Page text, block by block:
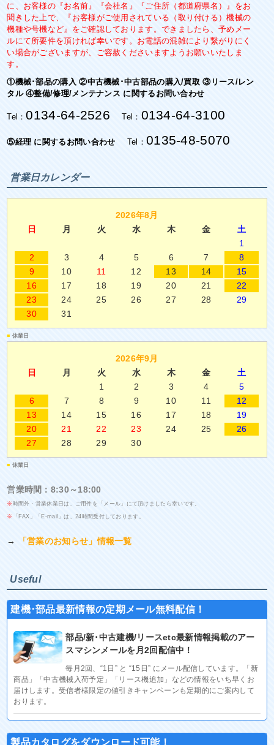
に、お客様の『お名前』『会社名』『ご住所（都道府県名）』をお
聞きした上で、『お客様がご使用されている（取り付ける）機械の
機種や号機など』をご確認しております。できましたら、予めメー
ルにて所要件を頂ければ幸いです。お電話の混雑により繋がりにく
い場合がございますが、ご容赦くださいますようお願いいたしま
す。
①機械･部品の購入 ②中古機械･中古部品の購入/買取 ③リース/レン
タル ④整備/修理/メンテナンス に関するお問い合わせ
Tel：0134-64-2526 Tel： 0134-64-3100
⑤経理 に関するお問い合わせ Tel： 0135-48-5070
営業日カレンダー
2026年8月
日
月 火 水 木 金
土
1
2
3 4 5 6 7
8
9
10 11 12 13 14
15
16
17 18 19 20 21
22
23
24 25 26 27 28
29
30
31
■ 休業日
2026年9月
日
月 火 水 木 金
土
1
2 3 4
5
6
7 8 9 10 11
12
13
14 15 16 17 18
19
20
21 22 23 24 25
26
27
28 29 30
■ 休業日
営業時間：8:30～18:00
※ 時間外・営業休業日は、ご用件を「メール」にて頂けましたら幸いです。
※ 「FAX」「E-mail」は、24時間受付しております。
→ 「営業のお知らせ」情報一覧
Useful
建機･部品最新情報の定期メール無料配信！
部品/新･中古建機/リースetc最新情報掲載のアー
スマシンメールを月2回配信中！
毎月2回、“1日” と “15日” にメール配信しています。「新
商品」「中古機械入荷予定」「リース機追加」などの情報をいち早くお
届けします。受信者様限定の値引きキャンペーンも定期的にご案内して
おります。
製品カタログをダウンロード可能！